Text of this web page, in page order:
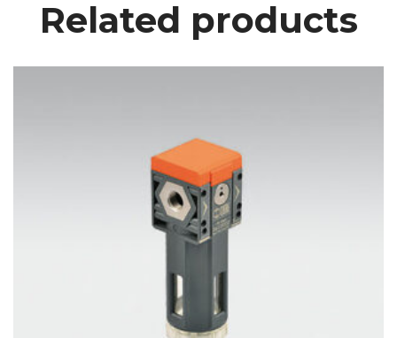
Related product